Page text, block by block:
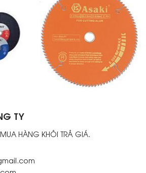
TY
HÀNG KHỎI TRẢ GIÁ.